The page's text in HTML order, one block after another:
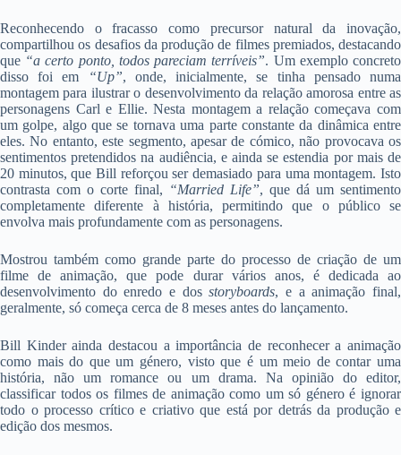
Reconhecendo o fracasso como precursor natural da inovação,
compartilhou os desafios da produção de filmes premiados, destacando
que “a certo ponto, todos pareciam terríveis”. Um exemplo concreto
disso foi em
“Up”, onde, inicialmente, se tinha pensado numa
montagem para ilustrar o desenvolvimento da relação amorosa entre as
personagens Carl e Ellie. Nesta montagem a relação começava com
um golpe, algo que se tornava uma parte constante da dinâmica entre
eles. No entanto, este segmento, apesar de cómico, não provocava os
sentimentos pretendidos na audiência, e ainda se estendia por mais de
20 minutos, que Bill reforçou ser demasiado para uma montagem. Isto
contrasta com o corte final, “Married Life”, que dá um sentimento
completamente diferente à história, permitindo que o público se
envolva mais profundamente com as personagens.
Mostrou também como grande parte do processo de criação de um
filme de animação, que pode durar vários anos, é dedicada ao
desenvolvimento do enredo e dosstoryboards, e a animação final,
geralmente, só começa cerca de 8 meses antes do lançamento.
Bill Kinder ainda destacou a importância de reconhecer a animação
como mais do que um género, visto que é um meio de contar uma
história, não um romance ou um drama. Na opinião do editor,
classificar todos os filmes de animação como um só género é ignorar
todo o processo crítico e criativo que está por detrás da produção e
edição dos mesmos.